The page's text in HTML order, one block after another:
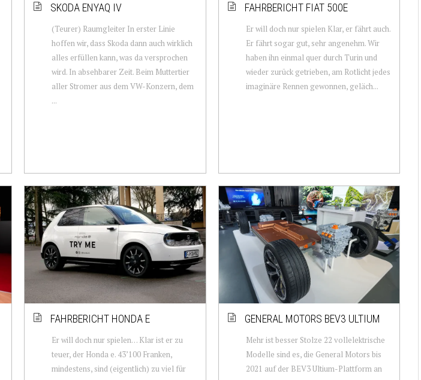
SKODA ENYAQ IV
(Teurer) Raumgleiter In erster Linie
hoffen wir, dass Skoda dann auch wirklich
alles erfüllen kann, was da versprochen
wird. In absehbarer Zeit. Beim Muttertier
aller Stromer aus dem VW-Konzern, dem
...
FAHRBERICHT FIAT 500E
Er will doch nur spielen Klar, er fährt auch.
Er fährt sogar gut, sehr angenehm. Wir
haben ihn einmal quer durch Turin und
wieder zurück getrieben, am Rotlicht jedes
imaginäre Rennen gewonnen, geläch...
FAHRBERICHT HONDA E
Er will doch nur spielen… Klar ist er zu
teuer, der Honda e. 43’100 Franken,
mindestens, sind (eigentlich) zu viel für
GENERAL MOTORS BEV3 ULTIUM
Mehr ist besser Stolze 22 vollelektrische
Modelle sind es, die General Motors bis
2021 auf der BEV3 Ultium-Plattform an